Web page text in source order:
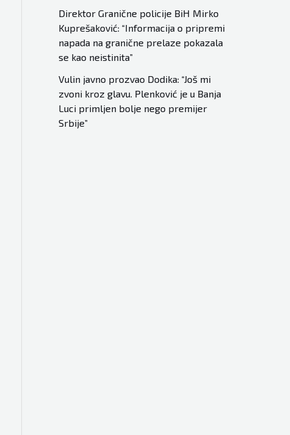
Direktor Granične policije BiH Mirko
Kuprešaković: “Informacija o pripremi
napada na granične prelaze pokazala
se kao neistinita”
Vulin javno prozvao Dodika: “Još mi
zvoni kroz glavu. Plenković je u Banja
Luci primljen bolje nego premijer
Srbije”